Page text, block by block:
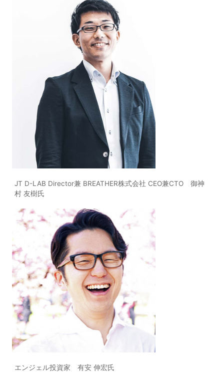
JT D-LAB Director兼 BREATHER株式会社 CEO兼CTO 御神
村 友樹氏
エンジェル投資家 有安 伸宏氏